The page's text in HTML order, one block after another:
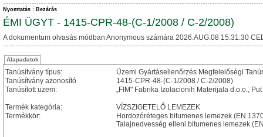
Nyomtatás Bezárás
ÉMI ÜGYT - 1415-CPR-48-(C-1/2008 / C-2/2008)
A dokumentum olvasás módban Anonymous számára 2026.AUG.08 15:31:30
Alapadatok
Tanúsítvány típus:
Üzemi Gyártásellenőrzés Megfelelőségi
Tanúsítvány azonosító
1415-CPR-48-(C-1/2008 / C-2/2008)
Tanúsított üzem:
„FIM" Fabrika Izolacionih Materijala d.o.o.,
Termék kategória:
VÍZSZIGETELŐ LEMEZEK
Termékkör:
Hordozóréteges bitumenes lemezek (EN
Talajnedvesség elleni bitumenes lemezek